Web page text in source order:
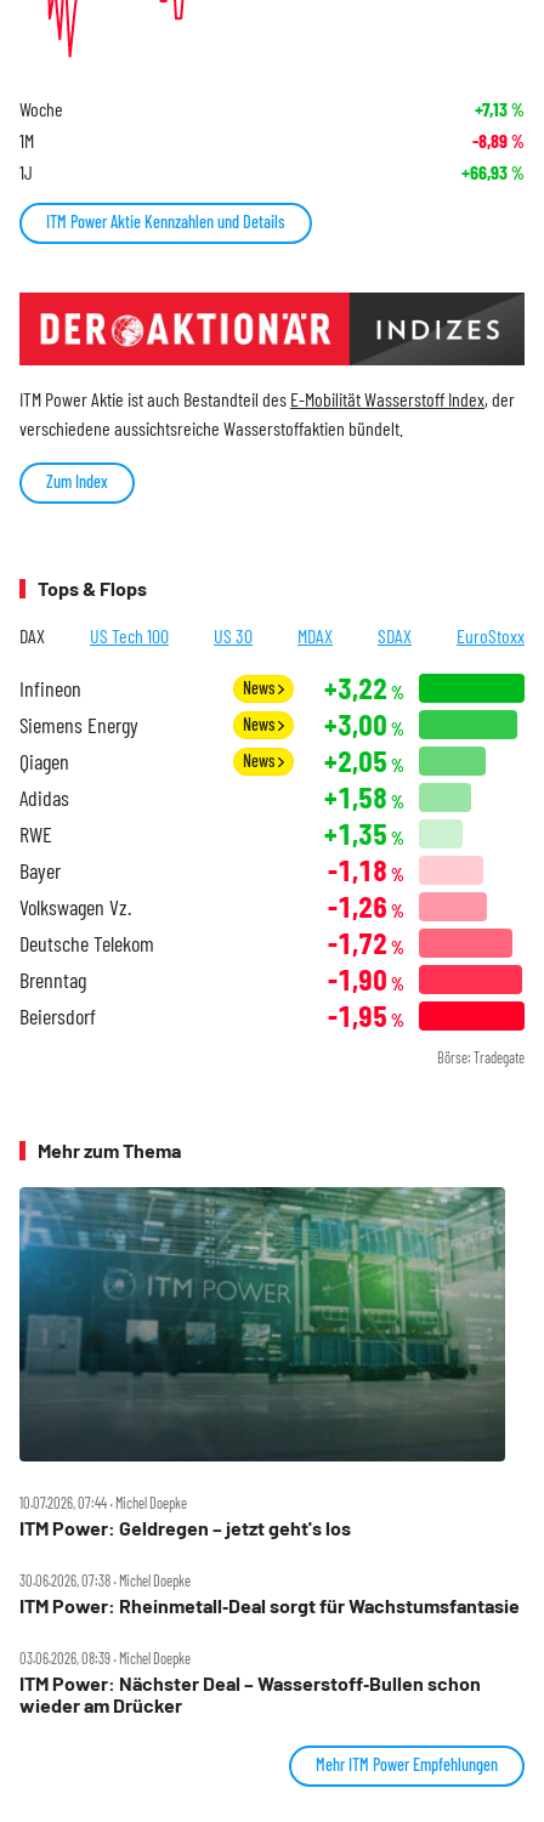
Woche +7,13%
1M -8,89%
1J +66,93%
ITM Power Aktie Kennzahlen und Details
ITM Power Aktie ist auch Bestandteil des E-Mobilität Wasserstoff Index, der
verschiedene aussichtsreiche Wasserstoffaktien bündelt.
Zum Index
Tops & Flops
DAX US Tech 100 US 30 MDAX SDAX EuroStoxx
Infineon News +3,22 %
Siemens Energy News +3,00 %
Qiagen News +2,05 %
Adidas +1,58 %
RWE +1,35 %
Bayer -1,18 %
Volkswagen Vz. -1,26 %
Deutsche Telekom -1,72 %
Brenntag -1,90 %
Beiersdorf -1,95 %
Börse: Tradegate
Mehr zum Thema
10.07.2026, 07:44 ‧ Michel Doepke
ITM Power: Geldregen – jetzt geht's los
30.06.2026, 07:38 ‧ Michel Doepke
ITM Power: Rheinmetall‑Deal sorgt für Wachstumsfantasie
03.06.2026, 08:39 ‧ Michel Doepke
ITM Power: Nächster Deal – Wasserstoff‑Bullen schon
wieder am Drücker
Mehr ITM Power Empfehlungen